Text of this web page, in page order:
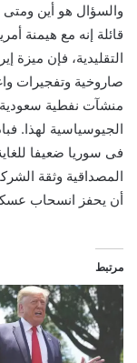
والسؤال هو أين
قائلة إنه مع هيمنة
التقليدية، فإن ميزة
صاروخية وتفجيرات
منشآت نفطية سعودية
الجيوسياسية لهذا.
فى سوريا ضعيفا
المصداقية وثقة
أن يحفز انسحاب
مرتبط